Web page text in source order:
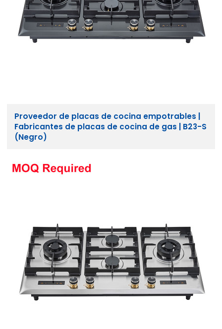
Proveedor de placas de cocina empotrables |
Fabricantes de placas de cocina de gas | B23-S
(Negro)